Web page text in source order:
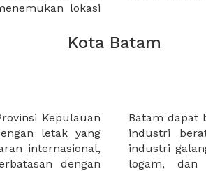
lokasi
Kota Batam
Kepulauan
letak yang
internasional,
dengan
kota ini memiliki
dominasi oleh
baja, industri
ringan meliputi